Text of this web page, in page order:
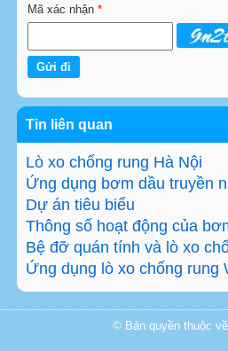
Mã xác nhận *
Tin liên quan
Lò xo chống rung Hà Nội
Ứng dụng bơm dầu truyền
Dự án tiêu biểu
Thông số hoạt động của
Bệ đỡ quán tính và lò xo
Ứng dụng lò xo chống rung
© Bản quyền thuộc